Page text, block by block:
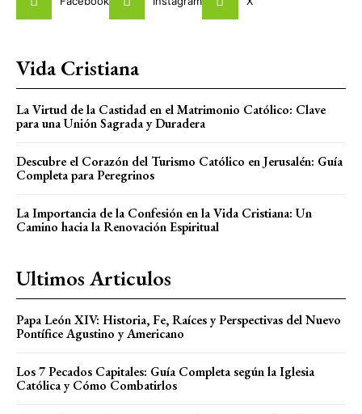
Vida Cristiana
La Virtud de la Castidad en el Matrimonio Católico: Clave
para una Unión Sagrada y Duradera
Descubre el Corazón del Turismo Católico en Jerusalén: Guía
Completa para Peregrinos
La Importancia de la Confesión en la Vida Cristiana: Un
Camino hacia la Renovación Espiritual
Ultimos Articulos
Papa León XIV: Historia, Fe, Raíces y Perspectivas del Nuevo
Pontífice Agustino y Americano
Los 7 Pecados Capitales: Guía Completa según la Iglesia
Católica y Cómo Combatirlos